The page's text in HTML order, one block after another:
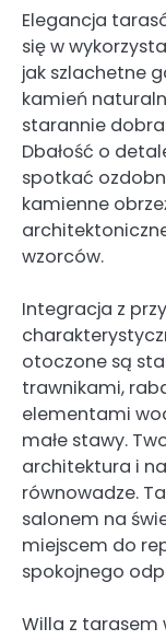
Elegancja
się w
jak szlachetne
kamień
starannie
Dbałość o
spotkać
kamienne
wzorców.
Integracja z
otoczone są
trawnikami,
elementami
małe stawy.
architektura i
równowadze.
salonem na
miejscem do
spokojnego
Willa z tarasem